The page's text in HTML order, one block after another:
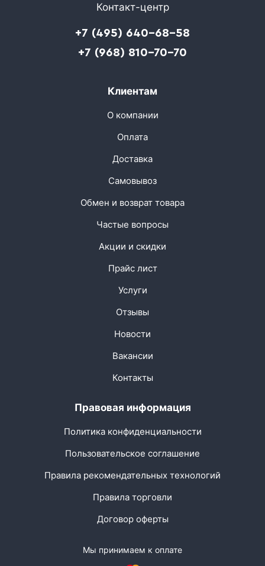
Контакт-центр
+7 (495) 640-68-58
+7 (968) 810-70-70
Клиентам
О компании
Оплата
Доставка
Самовывоз
Обмен и возврат товара
Частые вопросы
Акции и скидки
Прайс лист
Услуги
Отзывы
Новости
Вакансии
Контакты
Правовая информация
Политика конфиденциальности
Пользовательское соглашение
Правила рекомендательных технологий
Правила торговли
Договор оферты
Мы принимаем к оплате